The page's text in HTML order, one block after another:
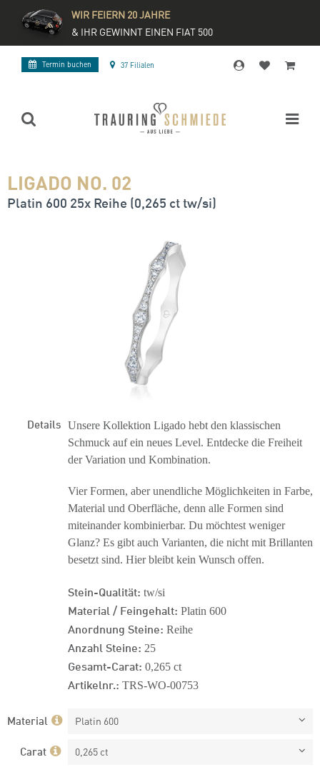
WIR FEIERN 20 JAHRE
& IHR GEWINNT EINEN FIAT 500
Termin buchen 37 Filialen
LIGADO NO. 02
Platin 600 25x Reihe (0,265 ct tw/si)
Details Unsere Kollektion Ligado hebt den klassischen
Schmuck auf ein neues Level. Entdecke die Freiheit
der Variation und Kombination.
Vier Formen, aber unendliche Möglichkeiten in Farbe,
Material und Oberfläche, denn alle Formen sind
miteinander kombinierbar. Du möchtest weniger
Glanz? Es gibt auch Varianten, die nicht mit Brillanten
besetzt sind. Hier bleibt kein Wunsch offen.
Stein-Qualität: tw/si
Material / Feingehalt: Platin 600
Anordnung Steine: Reihe
Anzahl Steine: 25
Gesamt-Carat: 0,265 ct
Artikelnr.: TRS-WO-00753
Material Platin 600
Carat 0,265 ct